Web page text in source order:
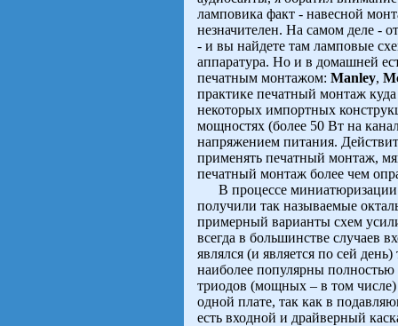
ламповика факт - навесной
незначителен. На самом деле -
- и вы найдете там ламповые
аппаратура. Но и в домашней
печатным монтажом: Manley,
практике печатный монтаж
некоторых импортных
мощностях (более 50 Вт на
напряжением питания.
применять печатный монтаж,
печатный монтаж более чем
В процессе миниатюризации
получили так называемые
примерный варианты схем
всегда в большинстве случаев
являлся (и является по сей
наиболее популярны
триодов (мощных – в том числе)
одной плате, так как в
есть входной и драйверный